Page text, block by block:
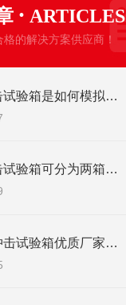
· ARTICLES
的解决方案供应商！
瞬间温度冲击试验箱是如何模拟环境突变的?
瞬间温度冲击试验箱可分为两箱式与三箱式两种
三箱式冷热冲击试验箱优质厂家怎么选？这些关键点要牢记